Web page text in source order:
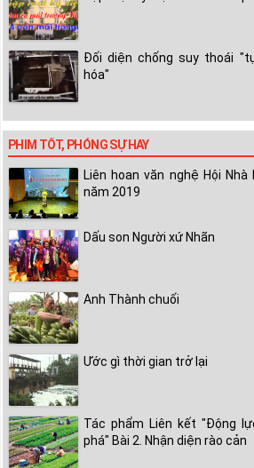
Đối diện chống suy thoái
hóa"
PHIM TỐT, PHÓNG SỰ HAY
Liên hoan văn nghệ Hội
năm 2019
Dấu son Người xứ Nhãn
Anh Thành chuối
Ước gì thời gian trở lại
Tác phẩm Liên kết "Động
phá" Bài 2. Nhận diện rào cản